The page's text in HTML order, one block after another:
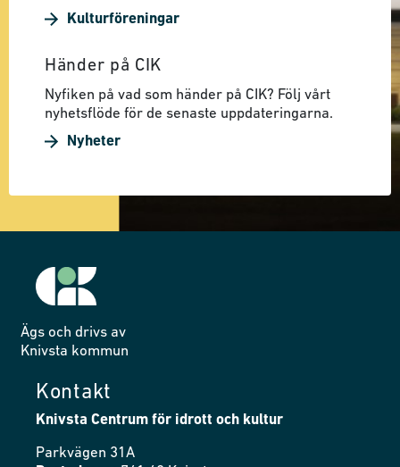
Kulturföreningar
Händer på CIK
Nyfiken på vad som händer på CIK? Följ vårt
nyhetsflöde för de senaste uppdateringarna.
Nyheter
Ägs och drivs av
Knivsta kommun
Kontakt
Knivsta Centrum för idrott och kultur
Parkvägen 31A